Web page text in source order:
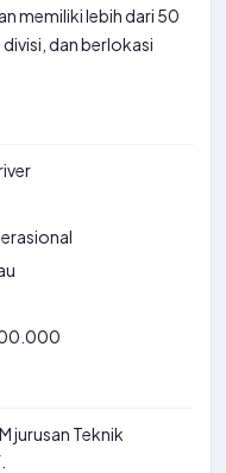
memiliki lebih dari 50
dan berlokasi
jurusan Teknik